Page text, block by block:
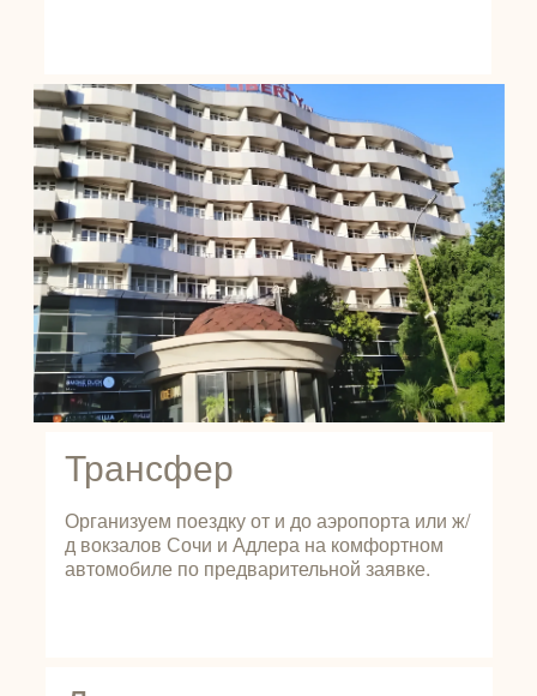
Трансфер
Организуем поездку от и до аэропорта или ж/
д вокзалов Сочи и Адлера на комфортном
автомобиле по предварительной заявке.